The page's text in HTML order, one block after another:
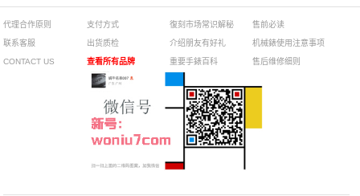
代理合作原则
联系客服
CONTACT US
支付方式
出货质检
查看所有品牌
復刻市场常识解秘
介绍朋友有好礼
重要手錶百科
售前必读
机械錶使用注意事项
售后维修细则